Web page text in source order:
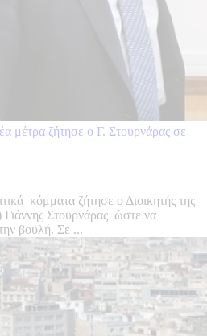
μέτρα ζήτησε ο Γ. Στουρνάρας σε
κόμματα ζήτησε ο Διοικητής της
Στουρνάρας ώστε να
βουλή. Σε ...